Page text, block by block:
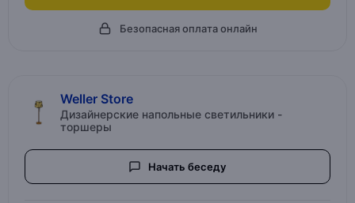
Безопасная оплата онлайн
Weller Store
Дизайнерские напольные светильники -
торшеры
Начать беседу